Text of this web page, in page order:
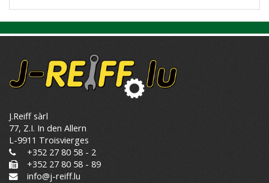
J.Reiff sàrl
77, Z.I. In den Allern
L-9911 Troisvierges
+352 27 80 58 - 2
+352 27 80 58 - 89
info@j-reiff.lu